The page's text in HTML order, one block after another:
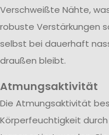
Verschweißte Nähte,
robuste Verstärkungen
selbst bei dauerhaft
draußen bleibt.
Atmungsaktivität
Die Atmungsaktivität
Körperfeuchtigkeit